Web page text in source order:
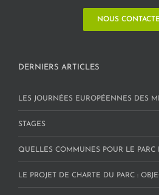
NOUS
DERNIERS ARTICLES
LES JOURNÉES EUROPÉENNES DES
STAGES
QUELLES COMMUNES POUR LE
LE PROJET DE CHARTE DU PARC :